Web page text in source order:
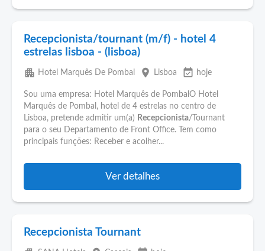
Recepcionista/tournant (m/f) - hotel 4
estrelas lisboa - (lisboa)
apartment Hotel Marquês De Pombal place Lisboa event_available hoje
Sou uma empresa: Hotel Marquês de PombalO Hotel
Marquês de Pombal, hotel de 4 estrelas no centro de
Lisboa, pretende admitir um(a) Recepcionista/Tournant
para o seu Departamento de Front Office. Tem como
principais funções: Receber e acolher...
Ver detalhes
Recepcionista Tournant